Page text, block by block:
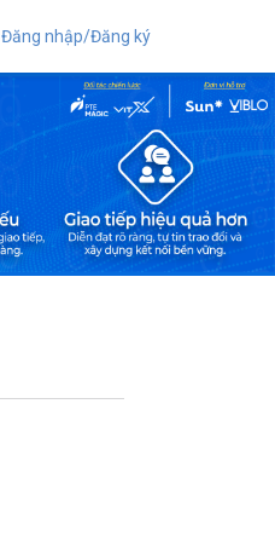
Đăng nhập/Đăng ký